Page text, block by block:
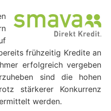
frühzeitig Kredite an
erfolgreich vergeben
sind die hohen
stärkerer Konkurrenz
werden.